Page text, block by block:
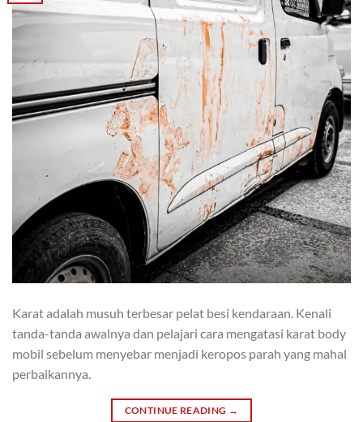
Karat adalah musuh terbesar pelat besi kendaraan. Kenali
tanda-tanda awalnya dan pelajari cara mengatasi karat body
mobil sebelum menyebar menjadi keropos parah yang mahal
perbaikannya.
CONTINUE READING →